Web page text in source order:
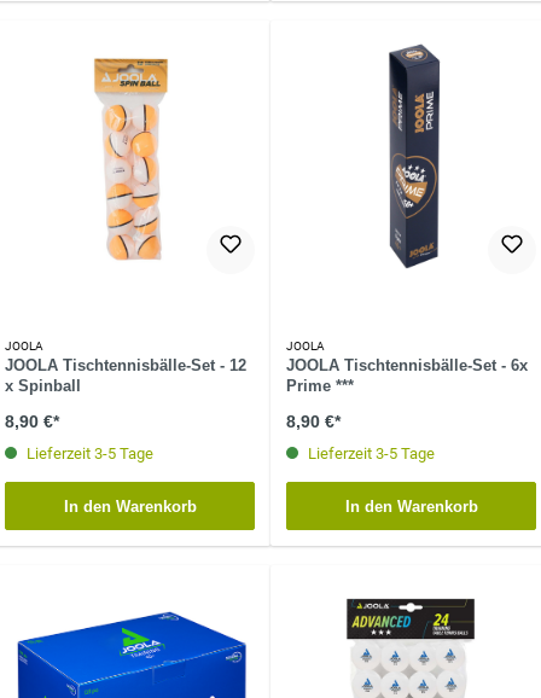
JOOLA
JOOLA Tischtennisbälle-Set - 12
x Spinball
8,90 €*
Lieferzeit 3-5 Tage
In den Warenkorb
JOOLA
JOOLA Tischtennisbälle-Set - 6x
Prime ***
8,90 €*
Lieferzeit 3-5 Tage
In den Warenkorb